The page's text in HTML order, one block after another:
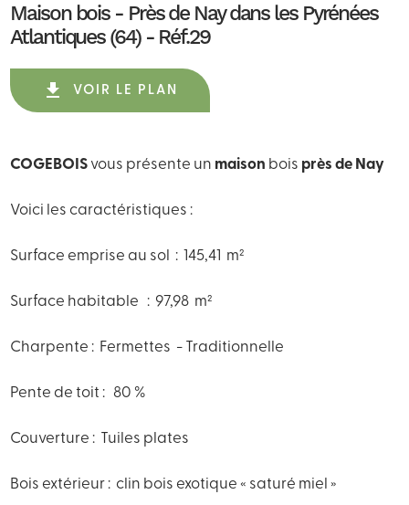
Maison bois - Près de Nay dans les Pyrénées
Atlantiques (64) - Réf.29
get_app VOIR LE PLAN
COGEBOIS vous présente un maison bois près de Nay
Voici les caractéristiques :
Surface emprise au sol : 145,41 m²
Surface habitable : 97,98 m²
Charpente : Fermettes - Traditionnelle
Pente de toit : 80 %
Couverture : Tuiles plates
Bois extérieur : clin bois exotique « saturé miel »